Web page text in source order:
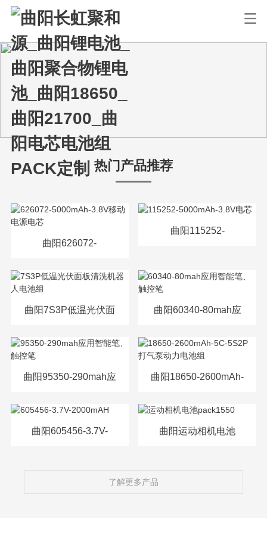
热门产品推荐
曲阳626072-
曲阳115252-
曲阳7S3P低温光伏面 曲阳60340-80mah应
曲阳95350-290mah应 曲阳18650-2600mAh-
电池组
曲阳605456-3.7V- 曲阳运动相机电池
了解更多产品